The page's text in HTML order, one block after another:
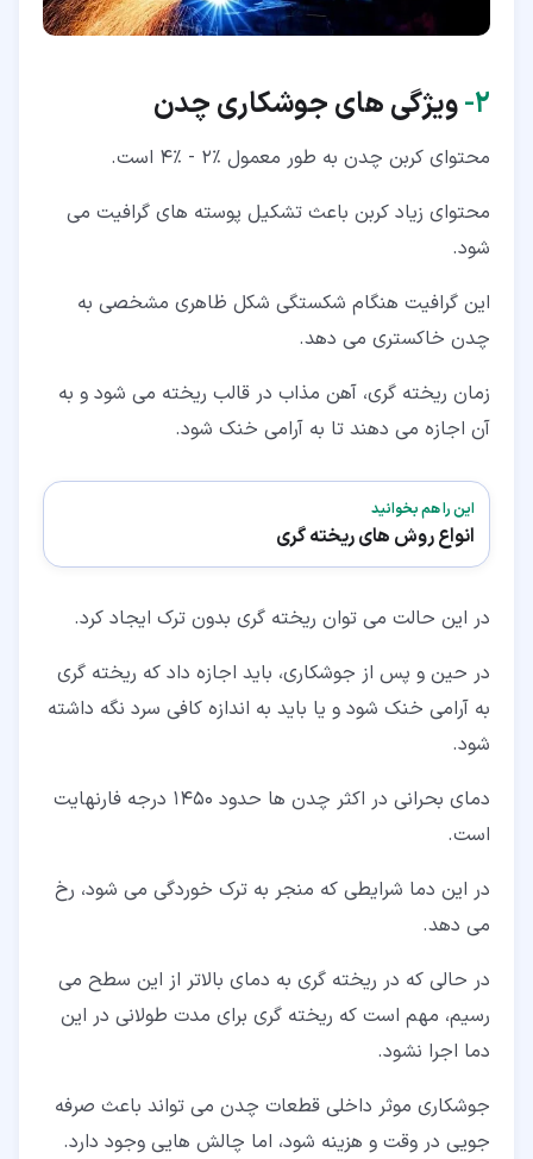
۲‏- ویژگی های جوشکاری چدن
محتوای کربن چدن به طور معمول ٪2 - ٪4 است.
محتوای زیاد کربن باعث تشکیل پوسته های گرافیت می
شود.
این گرافیت هنگام شکستگی شکل ظاهری مشخصی به
چدن خاکستری می دهد.
زمان ریخته گری، آهن مذاب در قالب ریخته می شود و به
آن اجازه می دهند تا به آرامی خنک شود.
این را هم بخوانید
انواع روش های ریخته گری
در این حالت می توان ریخته گری بدون ترک ایجاد کرد.
در حین و پس از جوشکاری، باید اجازه داد که ریخته گری
به آرامی خنک شود و یا باید به اندازه کافی سرد نگه داشته
شود.
دمای بحرانی در اکثر چدن ها حدود 1450 درجه فارنهایت
است.
در این دما شرایطی که منجر به ترک خوردگی می شود، رخ
می دهد.
در حالی که در ریخته گری به دمای بالاتر از این سطح می
رسیم، مهم است که ریخته گری برای مدت طولانی در این
دما اجرا نشود.
جوشکاری موثر داخلی قطعات چدن می تواند باعث صرفه
جویی در وقت و هزینه شود، اما چالش هایی وجود دارد.